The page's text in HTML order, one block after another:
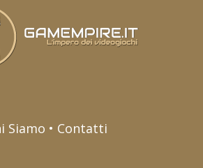
Siamo • Contatti